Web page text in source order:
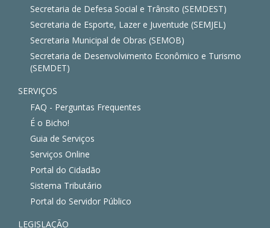
Secretaria de Defesa Social e Trânsito (SEMDEST)
Secretaria de Esporte, Lazer e Juventude (SEMJEL)
Secretaria Municipal de Obras (SEMOB)
Secretaria de Desenvolvimento Econômico e Turismo
(SEMDET)
SERVIÇOS
FAQ - Perguntas Frequentes
É o Bicho!
Guia de Serviços
Serviços Online
Portal do Cidadão
Sistema Tributário
Portal do Servidor Público
LEGISLAÇÃO